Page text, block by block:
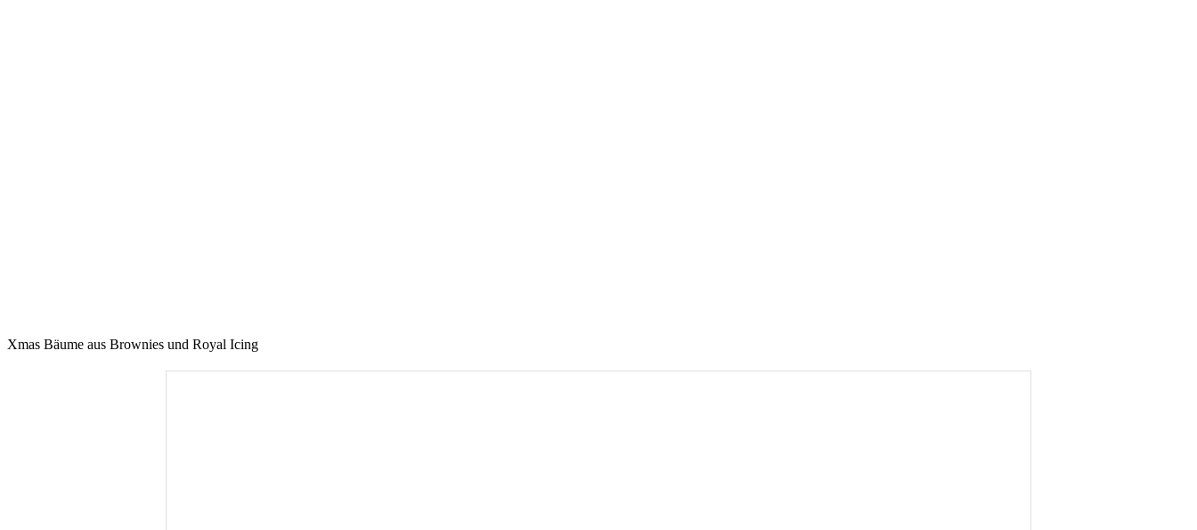
Xmas Bäume aus Brownies und Royal Icing